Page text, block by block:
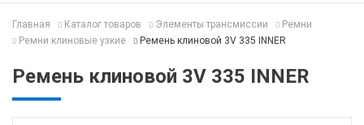
Главная Каталог товаров Элементы трансмиссии
Ремни
Ремни клиновые узкие
Ремень клиновой 3V 335 INNER
Ремень клиновой 3V 335 INNER